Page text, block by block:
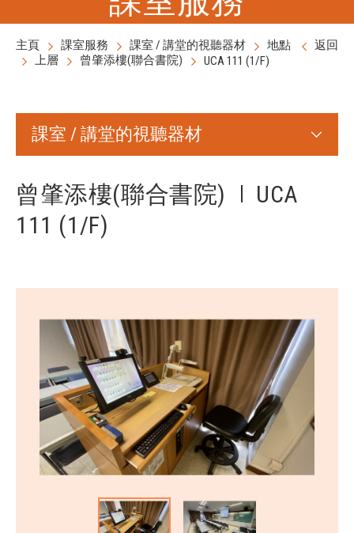
返回
主頁 課室服務 課室 / 講堂的視聽器材
地點
上層
曾肇添樓(聯合書院) UCA 111 (1/F)
課室 / 講堂的視聽器材
曾肇添樓(聯合書院)
UCA
111 (1/F)